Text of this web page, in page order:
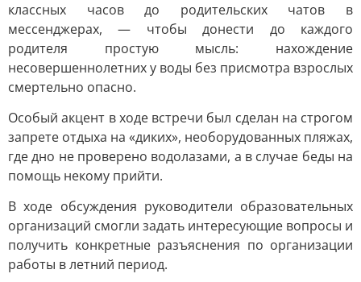
классных часов до родительских чатов в
мессенджерах, — чтобы донести до каждого
родителя простую мысль: нахождение
несовершеннолетних у воды без присмотра взрослых
смертельно опасно.
Особый акцент в ходе встречи был сделан на строгом
запрете отдыха на «диких», необорудованных пляжах,
где дно не проверено водолазами, а в случае беды на
помощь некому прийти.
В ходе обсуждения руководители образовательных
организаций смогли задать интересующие вопросы и
получить конкретные разъяснения по организации
работы в летний период.